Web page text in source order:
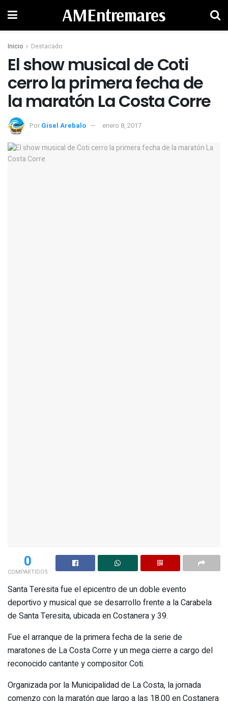
AMEntremares
Inicio Destacado
El show musical de Coti
cerro la primera fecha de
la maratón La Costa Corre
Por Gisel Arebalo enero 8, 2017
0
COMPARTIDOS
Santa Teresita fue el epicentro de un doble evento
deportivo y musical que se desarrollo frente a la Carabela
de Santa Teresita, ubicada en Costanera y 39.
Fue el arranque de la primera fecha de la serie de
maratones de La Costa Corre y un mega cierre a cargo del
reconocido cantante y compositor Coti.
Organizada por la Municipalidad de La Costa, la jornada